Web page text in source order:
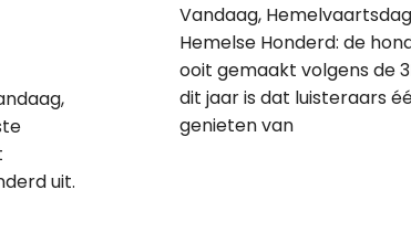
uit.
Vandaag,
Hemelse Honderd: de
ooit gemaakt volgens de
dit jaar is dat luisteraars
genieten van